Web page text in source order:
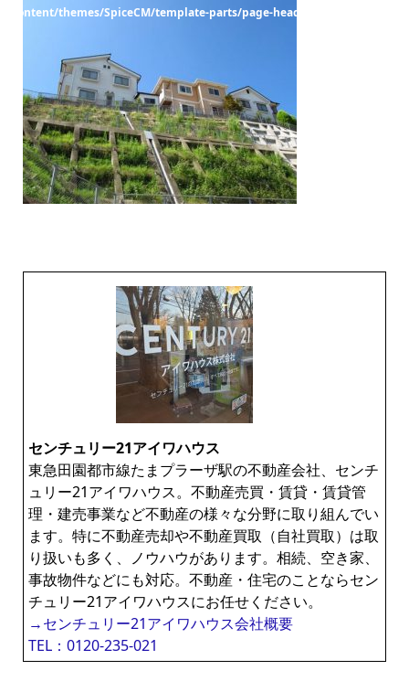
content/themes/SpiceCM/template-parts/page-header.php
センチュリー21アイワハウス
東急田園都市線たまプラーザ駅の不動産会社、センチ
ュリー21アイワハウス。不動産売買・賃貸・賃貸管
理・建売事業など不動産の様々な分野に取り組んでい
ます。特に不動産売却や不動産買取（自社買取）は取
り扱いも多く、ノウハウがあります。相続、空き家、
事故物件などにも対応。不動産・住宅のことならセン
チュリー21アイワハウスにお任せください。
→センチュリー21アイワハウス会社概要
TEL：0120-235-021